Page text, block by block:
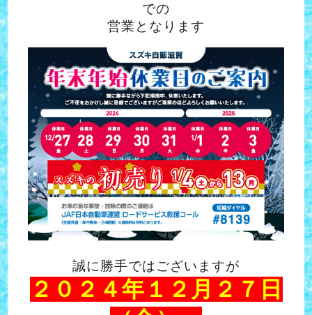
での
営業となります
誠に勝手ではございますが
２０２４年１２月２７日